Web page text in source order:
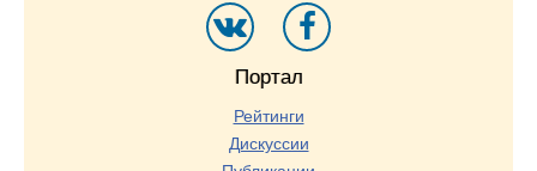
Портал
Рейтинги
Дискуссии